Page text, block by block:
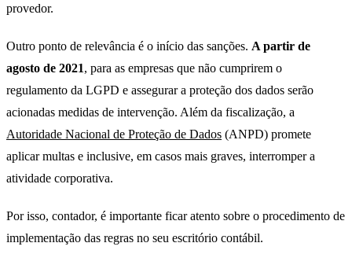
provedor.
Outro ponto de relevância é o início das sanções. A partir de
agosto de 2021, para as empresas que não cumprirem o
regulamento da LGPD e assegurar a proteção dos dados serão
acionadas medidas de intervenção. Além da fiscalização, a
Autoridade Nacional de Proteção de Dados (ANPD) promete
aplicar multas e inclusive, em casos mais graves, interromper a
atividade corporativa.
Por isso, contador, é importante ficar atento sobre o procedimento de
implementação das regras no seu escritório contábil.